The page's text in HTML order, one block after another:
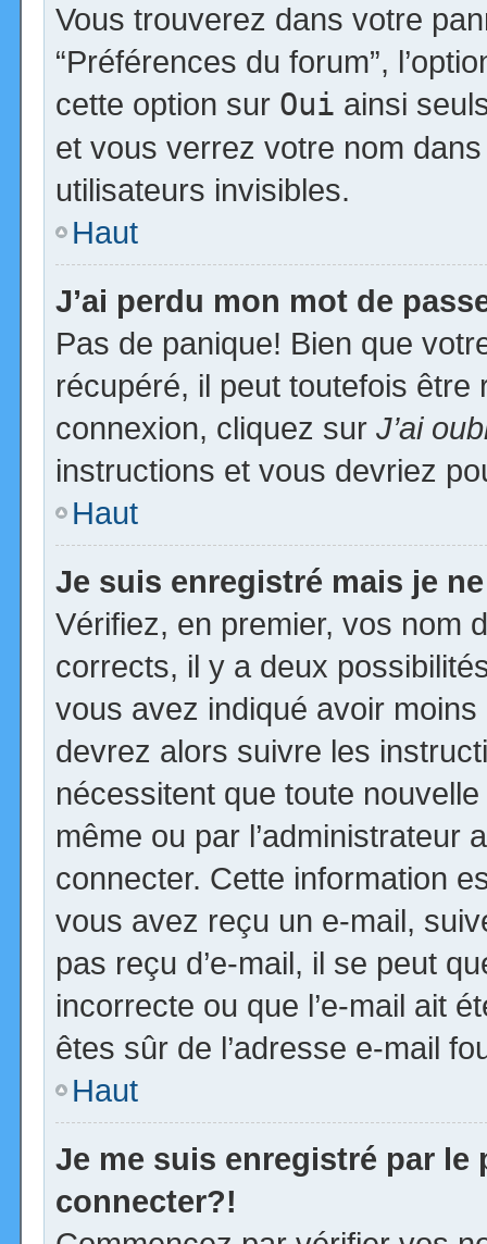
Vous trouverez dans votre
“Préférences du forum”,
cette option sur Oui ainsi
et vous verrez votre nom
utilisateurs invisibles.
Haut
J’ai perdu mon mot de
Pas de panique! Bien que
récupéré, il peut toutefois
connexion, cliquez sur J’ai
instructions et vous devriez
Haut
Je suis enregistré mais je
Vérifiez, en premier, vos nom
corrects, il y a deux
vous avez indiqué avoir
devrez alors suivre les
nécessitent que toute
même ou par l’administrateur
connecter. Cette information
vous avez reçu un e-mail,
pas reçu d’e-mail, il se peut
incorrecte ou que l’e-mail ait
êtes sûr de l’adresse e-mail
Haut
Je me suis enregistré par le
connecter?!